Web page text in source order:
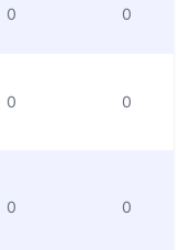
0 0
0 0
0 0